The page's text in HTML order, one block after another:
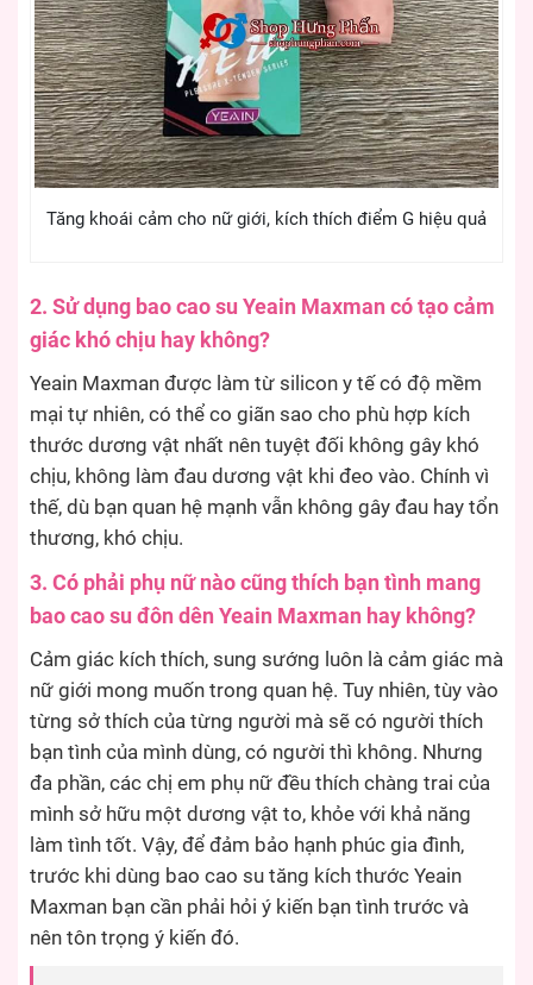
Tăng khoái cảm cho nữ giới, kích thích điểm G hiệu quả
2. Sử dụng bao cao su Yeain Maxman có tạo cảm
giác khó chịu hay không?
Yeain Maxman được làm từ silicon y tế có độ mềm
mại tự nhiên, có thể co giãn sao cho phù hợp kích
thước dương vật nhất nên tuyệt đối không gây khó
chịu, không làm đau dương vật khi đeo vào. Chính vì
thế, dù bạn quan hệ mạnh vẫn không gây đau hay tổn
thương, khó chịu.
3. Có phải phụ nữ nào cũng thích bạn tình mang
bao cao su đôn dên Yeain Maxman hay không?
Cảm giác kích thích, sung sướng luôn là cảm giác mà
nữ giới mong muốn trong quan hệ. Tuy nhiên, tùy vào
từng sở thích của từng người mà sẽ có người thích
bạn tình của mình dùng, có người thì không. Nhưng
đa phần, các chị em phụ nữ đều thích chàng trai của
mình sở hữu một dương vật to, khỏe với khả năng
làm tình tốt. Vậy, để đảm bảo hạnh phúc gia đình,
trước khi dùng bao cao su tăng kích thước Yeain
Maxman bạn cần phải hỏi ý kiến bạn tình trước và
nên tôn trọng ý kiến đó.